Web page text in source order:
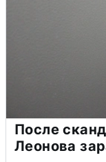
После
Леонова